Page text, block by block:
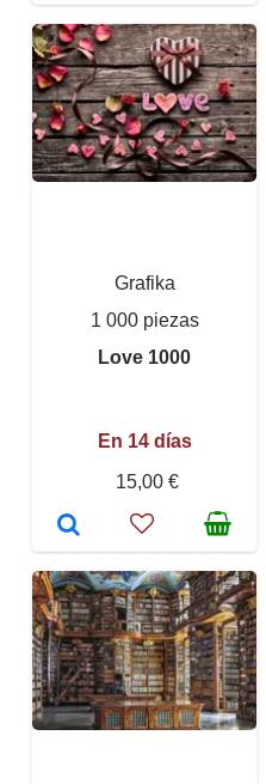
Grafika
1 000 piezas
Love 1000
En 14 días
15,00 €